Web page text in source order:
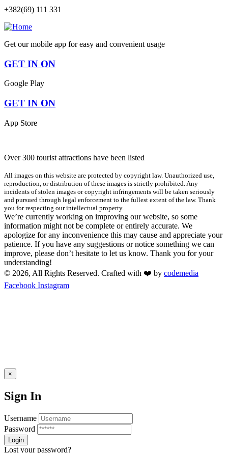
+382(69) 111 331
Get our mobile app for easy and convenient usage
GET IN ON
Google Play
GET IN ON
App Store
Over 300 tourist attractions have been listed
All images on this website are protected by copyright law. Unauthorized use,
reproduction, or distribution of these images is strictly prohibited. Any
incidents of stolen images or copyright infringements will be taken seriously
and pursued through legal enforcement to the fullest extent of the law. Thank
you for respecting our intellectual property.
We’re currently working on improving our website, so some
information might not be complete or entirely accurate. We
apologize for any inconvenience this may cause and appreciate your
patience. If you have any suggestions or notice something we can
improve, please don’t hesitate to let us know. Thank you for your
understanding!
© 2026, All Rights Reserved. Crafted with ❤️ by codemedia
Facebook Instagram
×
Sign In
Username
Password
Lost your password?